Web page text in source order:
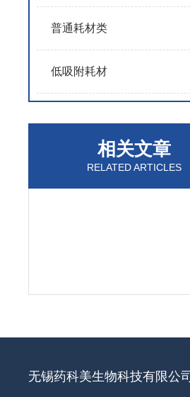
普通耗材类
低吸附耗材
相关文章
RELATED ARTICLES
无锡药科美生物科技有限公司